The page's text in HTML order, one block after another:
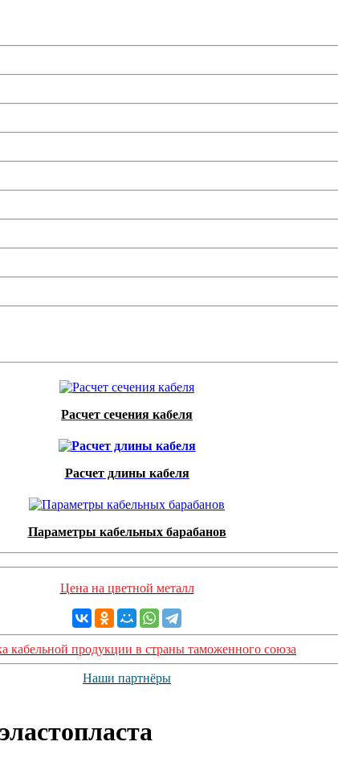
Расчет сечения кабеля
Расчет длины кабеля
Параметры кабельных барабанов
Цена на цветной металл
кабельной продукции в страны таможенного союза
Наши партнёры